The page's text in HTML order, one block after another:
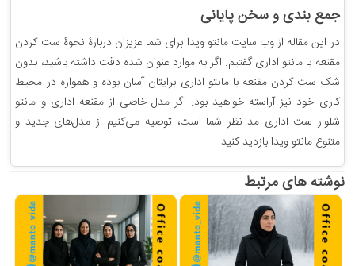
جمع‌ بندی و سخن پایانی
در این مقاله از وب سایت مانتو ویدا برای شما عزیزان دربارۀ نحوۀ ست کردن
مقنعه با مانتو اداری گفتیم. اگر به موارد عنوان شده دقت داشته باشید، بدون
شک ست کردن مقنعه با مانتو اداری برایتان آسان بوده و همواره در محیط
کاری خود نیز آراسته خواهید بود. اگر مدل خاصی از مقنعه اداری و مانتو
شلوار ست اداری مد نظر شما است، توصیه می‌کنیم از مدل‌های جدید و
متنوع مانتو ویدا بازدید کنید.
نوشته های مرتبط